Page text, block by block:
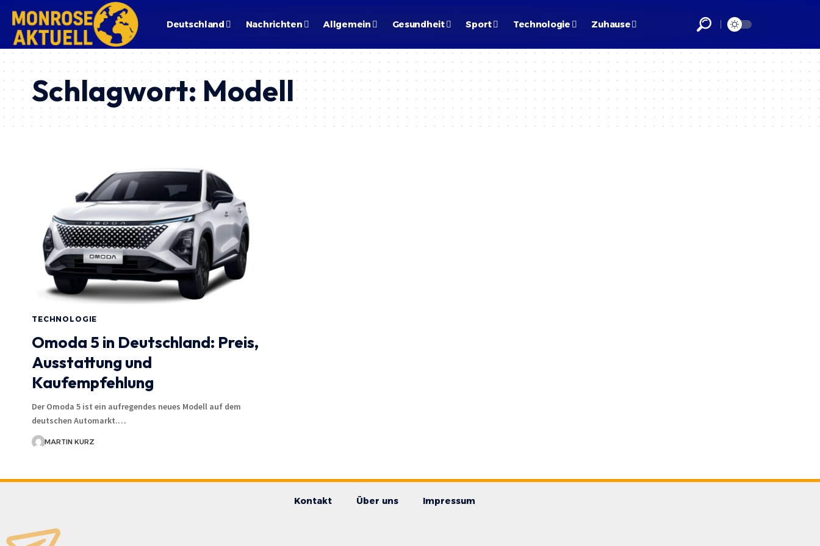
Deutschland Nachrichten Allgemein Gesundheit Sport Technologie Zuhause
Schlagwort: Modell
TECHNOLOGIE
Omoda 5 in Deutschland: Preis,
Ausstattung und
Kaufempfehlung
Der Omoda 5 ist ein aufregendes neues Modell auf dem
deutschen Automarkt.…
MARTIN KURZ
Kontakt Über uns Impressum